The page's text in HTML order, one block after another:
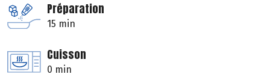
Préparation
15 min
Cuisson
0 min